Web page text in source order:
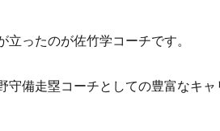
ったのが佐竹学コーチです。
守備走塁コーチとしての豊富なキ